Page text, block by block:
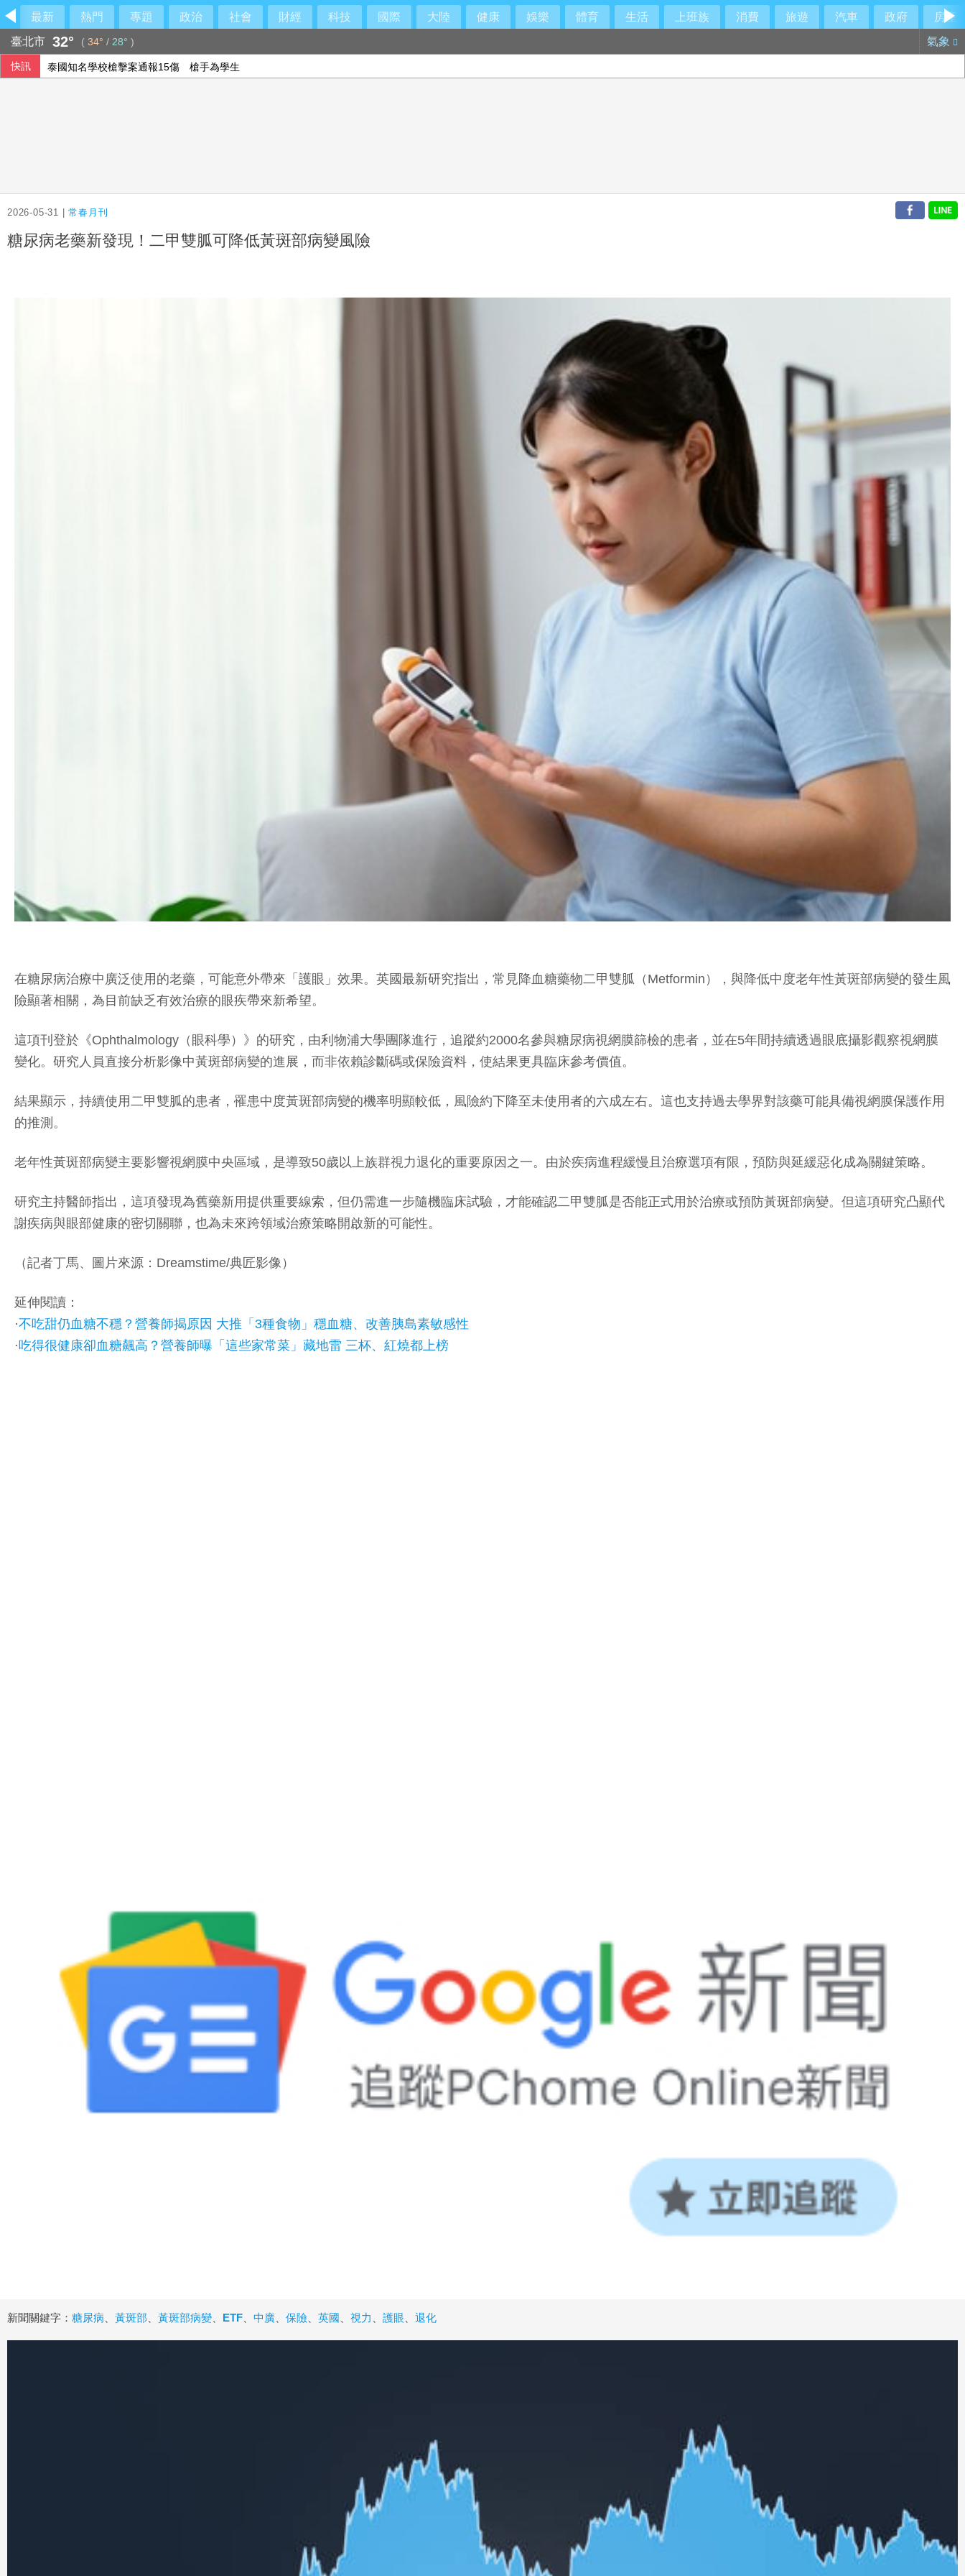
最新 熱門 專題 政治 社會 財經 科技 國際 大陸 健康 娛樂 體育 生活 上班族 消費 旅遊 汽車 政府
房產
臺北市 32° ( 34° / 28° ) 氣象
快訊 泰國知名學校槍擊案通報15傷 槍手為學生
2026-05-31 |常春月刊
糖尿病老藥新發現！二甲雙胍可降低黃斑部病變風險
在糖尿病治療中廣泛使用的老藥，可能意外帶來「護眼」效果。英國最新研究指出，常見降血糖藥物二甲雙胍（Metformin），與降低中度老年性黃斑部病變的發生風
險顯著相關，為目前缺乏有效治療的眼疾帶來新希望。
這項刊登於《Ophthalmology（眼科學）》的研究，由利物浦大學團隊進行，追蹤約2000名參與糖尿病視網膜篩檢的患者，並在5年間持續透過眼底攝影觀察視網膜
變化。研究人員直接分析影像中黃斑部病變的進展，而非依賴診斷碼或保險資料，使結果更具臨床參考價值。
結果顯示，持續使用二甲雙胍的患者，罹患中度黃斑部病變的機率明顯較低，風險約下降至未使用者的六成左右。這也支持過去學界對該藥可能具備視網膜保護作用
的推測。
老年性黃斑部病變主要影響視網膜中央區域，是導致50歲以上族群視力退化的重要原因之一。由於疾病進程緩慢且治療選項有限，預防與延緩惡化成為關鍵策略。
研究主持醫師指出，這項發現為舊藥新用提供重要線索，但仍需進一步隨機臨床試驗，才能確認二甲雙胍是否能正式用於治療或預防黃斑部病變。但這項研究凸顯代
謝疾病與眼部健康的密切關聯，也為未來跨領域治療策略開啟新的可能性。
（記者丁馬、圖片來源：Dreamstime/典匠影像）
延伸閱讀：
·不吃甜仍血糖不穩？營養師揭原因 大推「3種食物」穩血糖、改善胰島素敏感性
·吃得很健康卻血糖飆高？營養師曝「這些家常菜」藏地雷 三杯、紅燒都上榜
新聞關鍵字： 糖尿病 黃斑部 黃斑部病變 ETF 中廣 保險 英國 視力 護眼 退化